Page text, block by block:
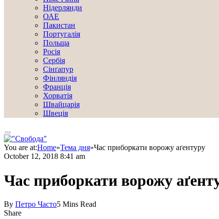
Нідерлянди
ОАЕ
Пакистан
Португалія
Польща
Росія
Сербія
Сінґапур
Фінляндія
Франція
Хорватія
Швайцарія
Швеція
You are at:Home»Тема дня»Час приборкати ворожу аґентуру
October 12, 2018 8:41 am
Час приборкати ворожу
By Петро Часто5 Mins Read
Share